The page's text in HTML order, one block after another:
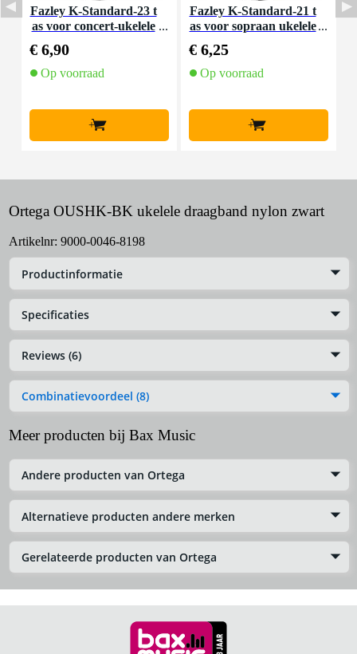
Fazley K-Standard-23 t
as voor concert-ukelele
€ 6,90
Op voorraad
+
Fazley K-Standard-21 t
as voor sopraan ukelele
€ 6,25
Op voorraad
+
Ortega OUSHK-BK ukelele draagband nylon zwart
Artikelnr: 9000-0046-8198
Productinformatie
Specificaties
Reviews (6)
Combinatievoordeel (8)
Meer producten bij Bax Music
Andere producten van Ortega
Alternatieve producten andere merken
Gerelateerde producten van Ortega